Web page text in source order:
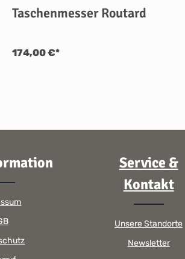
Taschenmesser Routard
174,00 €*
Service &
Kontakt
Unsere Standorte
Newsletter